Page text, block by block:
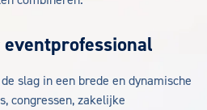
slag in een brede en dynamische
congressen, zakelijke